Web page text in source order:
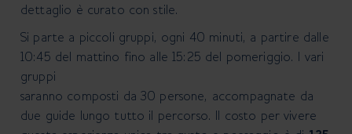
dettaglio è curato con stile.
Si parte a piccoli gruppi, ogni 40 minuti, a partire dalle
10:45 del mattino fino alle 15:25 del pomeriggio. I vari
gruppi
saranno composti da 30 persone, accompagnate da
due guide lungo tutto il percorso. Il costo per vivere